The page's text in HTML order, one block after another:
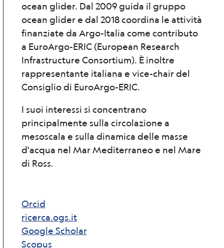
ocean glider. Dal 2009 guida il gruppo
ocean glider e dal 2018 coordina le attività
finanziate da Argo-Italia come contributo
a EuroArgo-ERIC (European Research
Infrastructure Consortium). È inoltre
rappresentante italiana e vice-chair del
Consiglio di EuroArgo-ERIC.
I suoi interessi si concentrano
principalmente sulla circolazione a
mesoscala e sulla dinamica delle masse
d'acqua nel Mar Mediterraneo e nel Mare
di Ross.
Orcid
ricerca.ogs.it
Google Scholar
Scopus